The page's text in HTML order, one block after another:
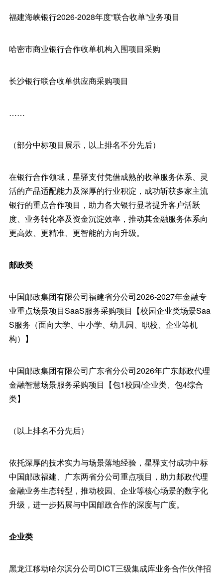
福建海峡银行2026-2028年度“联合收单”业务项目
哈密市商业银行合作收单机构入围项目采购
长沙银行联合收单供应商采购项目
……
（部分中标项目展示，以上排名不分先后）
在银行合作领域，星驿支付凭借成熟的收单服务体系、灵
活的产品适配能力及深厚的行业积淀，成功斩获多家主流
银行的重点合作项目，助力各大银行显著提升客户活跃
度、业务转化率及资金沉淀效率，推动其金融服务体系向
更高效、更精准、更智能的方向升级。
邮政类
中国邮政集团有限公司福建省分公司2026-2027年金融专
业重点场景项目SaaS服务采购项目【校园企业类场景Saa
S服务（面向大学、中小学、幼儿园、职校、企业等机
构）】
中国邮政集团有限公司广东省分公司2026年广东邮政代理
金融智慧场景服务采购项目【包1校园/企业类、包4综合
类】
（以上排名不分先后）
依托深厚的技术实力与场景落地经验，星驿支付成功中标
中国邮政福建、广东两省分公司重点项目，助力邮政代理
金融业务生态转型，推动校园、企业等核心场景的数字化
升级，进一步拓展与中国邮政合作的深度与广度。
企业类
黑龙江移动哈尔滨分公司DICT三级集成库业务合作伙伴招